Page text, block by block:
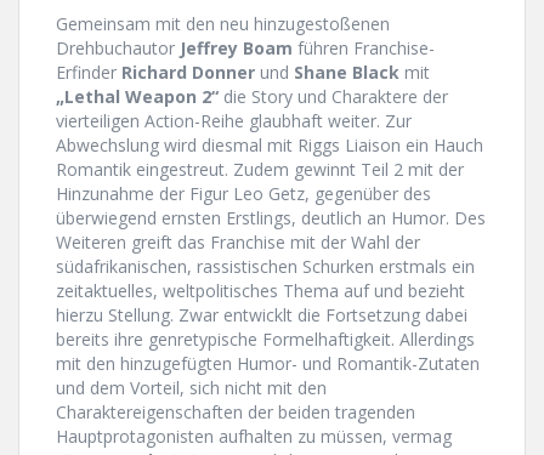
Gemeinsam mit den neu hinzugestoßenen
Drehbuchautor Jeffrey Boam führen Franchise-
Erfinder Richard Donner und Shane Black mit
„Lethal Weapon 2“ die Story und Charaktere der
vierteiligen Action-Reihe glaubhaft weiter. Zur
Abwechslung wird diesmal mit Riggs Liaison ein Hauch
Romantik eingestreut. Zudem gewinnt Teil 2 mit der
Hinzunahme der Figur Leo Getz, gegenüber des
überwiegend ernsten Erstlings, deutlich an Humor. Des
Weiteren greift das Franchise mit der Wahl der
südafrikanischen, rassistischen Schurken erstmals ein
zeitaktuelles, weltpolitisches Thema auf und bezieht
hierzu Stellung. Zwar entwicklt die Fortsetzung dabei
bereits ihre genretypische Formelhaftigkeit. Allerdings
mit den hinzugefügten Humor- und Romantik-Zutaten
und dem Vorteil, sich nicht mit den
Charaktereigenschaften der beiden tragenden
Hauptprotagonisten aufhalten zu müssen, vermag